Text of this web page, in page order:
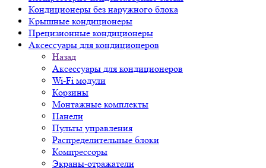
Кондиционеры без наружного блока
Крышные кондиционеры
Прецизионные кондиционеры
Аксессуары для кондиционеров
Назад
Аксессуары для кондиционеров
Wi-Fi модули
Корзины
Монтажные комплекты
Панели
Пульты управления
Распределительные блоки
Компрессоры
Экраны-отражатели